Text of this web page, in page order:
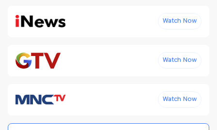
Watch Now
Watch Now
Watch Now